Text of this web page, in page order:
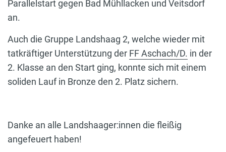
Parallelstart gegen Bad Mühllacken und Veitsdorf
an.
Auch die Gruppe Landshaag 2, welche wieder mit
tatkräftiger Unterstützung der FF Aschach/D. in der
2. Klasse an den Start ging, konnte sich mit einem
soliden Lauf in Bronze den 2. Platz sichern.
Danke an alle Landshaager:innen die fleißig
angefeuert haben!